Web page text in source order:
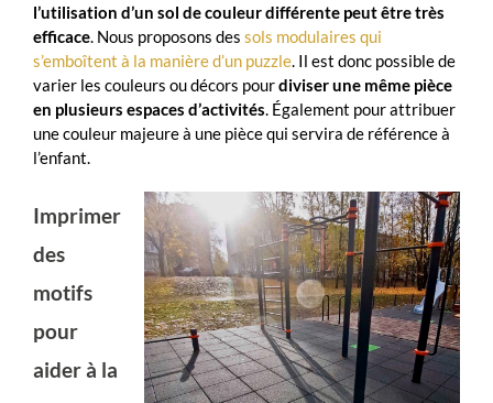
l’utilisation d’un sol de couleur différente peut être très
efficace. Nous proposons des sols modulaires qui
s’emboîtent à la manière d’un puzzle. Il est donc possible de
varier les couleurs ou décors pourdiviser une même pièce
en plusieurs espaces d’activités. Également pour attribuer
une couleur majeure à une pièce qui servira de référence à
l’enfant.
Imprimer
des
motifs
pour
aider à la